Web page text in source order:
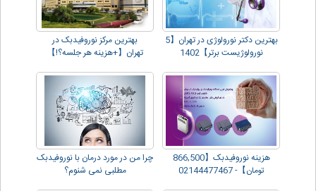
بهترین دکتر نورولوژی در تهران【5
نورولوژیست برتر】1402
بهترین مرکز نوروفیدبک در
تهران【+هزینه هر جلسه؟!】
هزینه نوروفیدبک【866,500
تومان】- 02144477467
چرا من در مورد درمان با نوروفیدبک
مطلبی نمی شنوم؟